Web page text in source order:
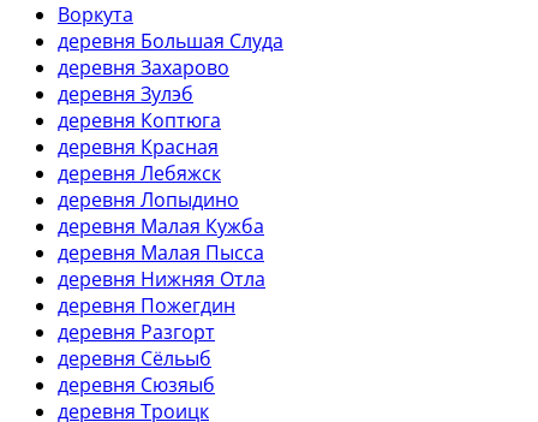
Воркута
деревня Большая Слуда
деревня Захарово
деревня Зулэб
деревня Коптюга
деревня Красная
деревня Лебяжск
деревня Лопыдино
деревня Малая Кужба
деревня Малая Пысса
деревня Нижняя Отла
деревня Пожегдин
деревня Разгорт
деревня Сёльыб
деревня Сюзяыб
деревня Троицк